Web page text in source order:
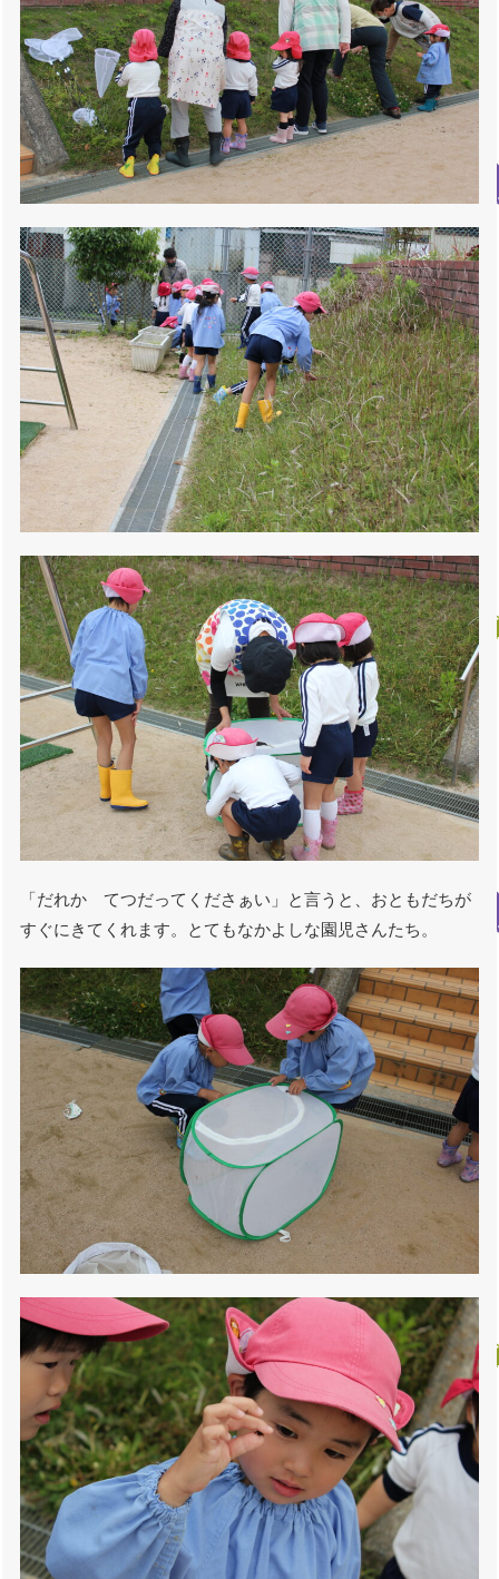
「だれか てつだってくださぁい」と言うと、おともだちが
すぐにきてくれます。とてもなかよしな園児さんたち。